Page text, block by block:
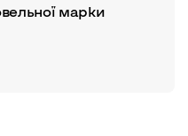
марки